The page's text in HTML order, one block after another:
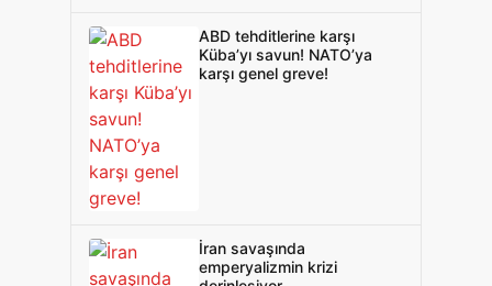
ABD tehditlerine karşı
Küba’yı savun! NATO’ya
karşı genel greve!
İran savaşında
emperyalizmin krizi